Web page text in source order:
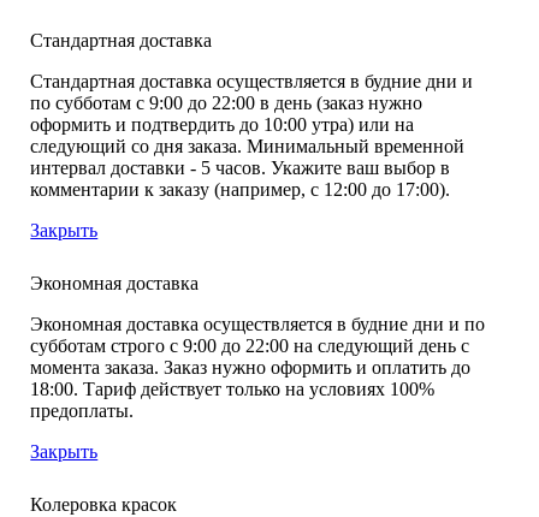
Стандартная доставка
Стандартная доставка осуществляется в будние дни и
по субботам с 9:00 до 22:00 в день (заказ нужно
оформить и подтвердить до 10:00 утра) или на
следующий со дня заказа. Минимальный временной
интервал доставки - 5 часов. Укажите ваш выбор в
комментарии к заказу (например, с 12:00 до 17:00).
Закрыть
Экономная доставка
Экономная доставка осуществляется в будние дни и по
субботам строго с 9:00 до 22:00 на следующий день с
момента заказа. Заказ нужно оформить и оплатить до
18:00. Тариф действует только на условиях 100%
предоплаты.
Закрыть
Колеровка красок